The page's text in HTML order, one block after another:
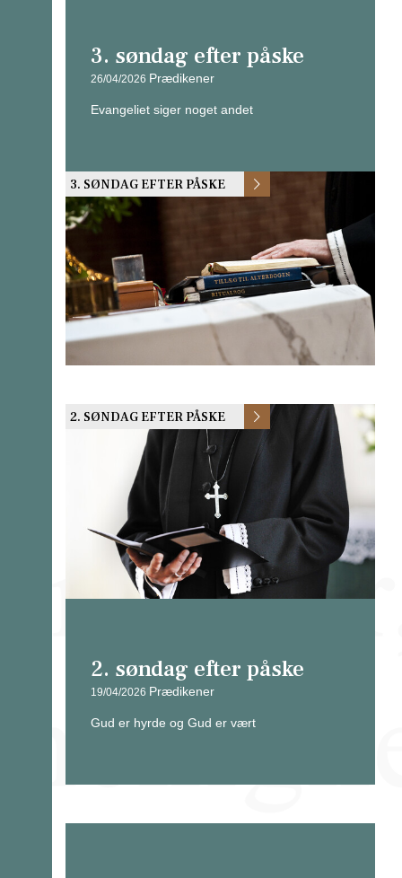
3. søndag efter påske
26/04/2026 Prædikener
Evangeliet siger noget andet
3. SØNDAG EFTER PÅSKE
2. SØNDAG EFTER PÅSKE
2. søndag efter påske
19/04/2026 Prædikener
Gud er hyrde og Gud er vært